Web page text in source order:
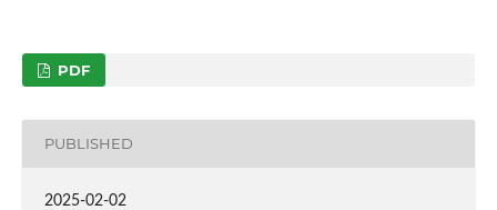
PDF
PUBLISHED
2025-02-02